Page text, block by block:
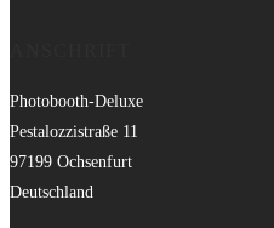
Photobooth-Deluxe
Pestalozzistraße 11
97199 Ochsenfurt
Deutschland